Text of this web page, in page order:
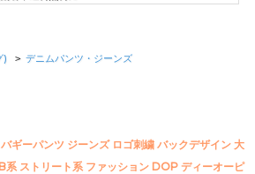
) > デニムパンツ・ジーンズ
ギーパンツ ジーンズ ロゴ刺繍 バックデザイン 大
系 ストリート系 ファッション DOP ディーオーピ